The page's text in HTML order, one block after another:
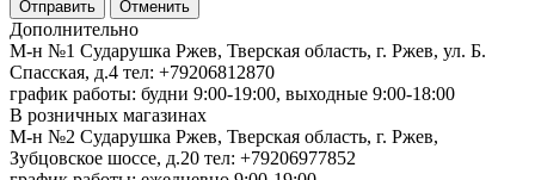
Отменить
Дополнительно
М-н №1 Сударушка Ржев, Тверская область, г. Ржев, ул. Б.
Спасская, д.4 тел: +79206812870
график работы: будни 9:00-19:00, выходные 9:00-18:00
В розничных магазинах
М-н №2 Cударушка Ржев, Тверская область, г. Ржев,
Зубцовское шоссе, д.20 тел: +79206977852